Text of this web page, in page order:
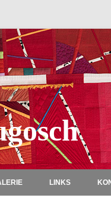
LINKS